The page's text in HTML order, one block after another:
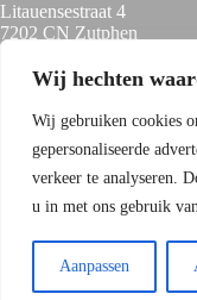
Wij hechten
Wij gebruiken cookies
gepersonaliseerde
verkeer te analyseren.
u in met ons gebruik
Aanpassen
Litauensestraat 4
7202 CN Zutphen
info@hoxyheads.com
HANDIGE LINKS